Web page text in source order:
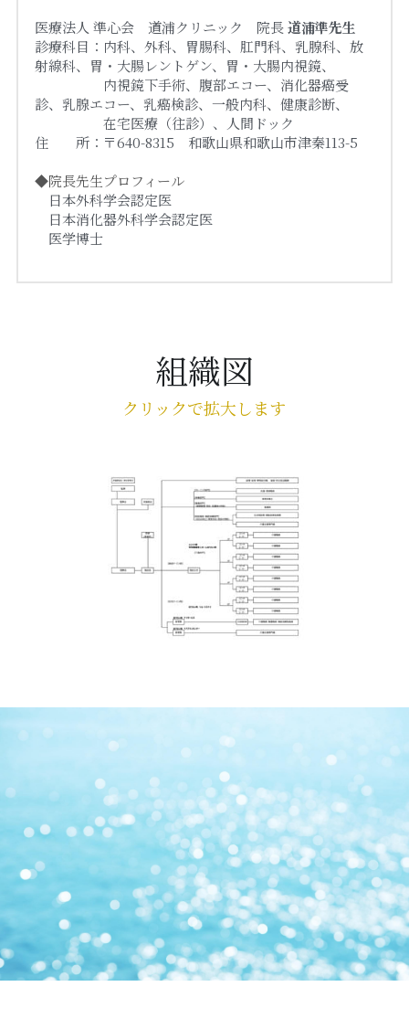
医療法人 準心会　道浦クリニック　院長 道浦準先生
診療科目：内科、外科、胃腸科、肛門科、乳腺科、放
射線科、胃・大腸レントゲン、胃・大腸内視鏡、
内視鏡下手術、腹部エコー、消化器癌受
診、乳腺エコー、乳癌検診、一般内科、健康診断、
在宅医療（往診）、人間ドック
住　　所：〒640-8315　和歌山県和歌山市津秦113-5
◆院長先生プロフィール
日本外科学会認定医
日本消化器外科学会認定医
医学博士
組織図
クリックで拡大します